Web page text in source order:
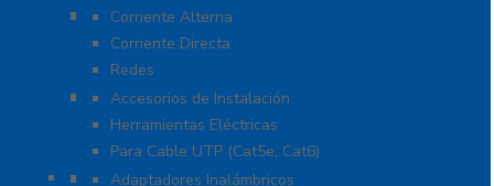
Protección Contra Descargas
Corriente Alterna
Corriente Directa
Redes
Herramientas
Accesorios de Instalación
Herramientas Eléctricas
Para Cable UTP (Cat5e, Cat6)
Redes WIFI
Adaptadores Inalámbricos